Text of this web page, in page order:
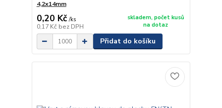
4,2x14mm
0,20 Kč /ks
0,17 Kč bez DPH
skladem, počet kusů
na dotaz
Přidat do košíku